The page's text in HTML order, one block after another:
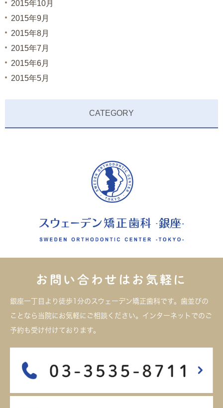
2015年10月
2015年9月
2015年8月
2015年7月
2015年6月
2015年5月
CATEGORY
お問い合わせはお気軽に
銀座一丁目より徒歩1分のスウェーデン矯正歯科です。歯並びの
ことなら当院にお気軽にご相談ください。インターネットでのご
予約も受け付けております。